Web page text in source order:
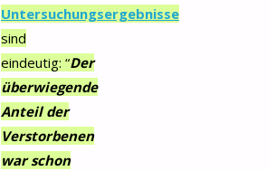
Untersuchungsergebnisse
sind
eindeutig: “Der
überwiegende
Anteil der
Verstorbenen
war schon